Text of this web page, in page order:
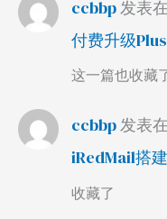
ccbbp发表在
付费升级
这一篇也收藏
ccbbp发表
iRedMail搭
收藏了